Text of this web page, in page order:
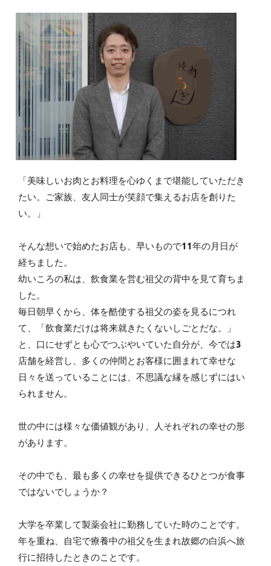
「美味しいお肉とお料理を心ゆくまで堪能していただき
たい。ご家族、友人同士が笑顔で集えるお店を創りた
い。」
そんな想いで始めたお店も、早いもので11年の月日が
経ちました。
幼いころの私は、飲食業を営む祖父の背中を見て育ちま
した。
毎日朝早くから、体を酷使する祖父の姿を見るにつれ
て、「飲食業だけは将来就きたくないしごとだな。」
と、口にせずとも心でつぶやいていた自分が、今では3
店舗を経営し、多くの仲間とお客様に囲まれて幸せな
日々を送っていることには、不思議な縁を感じずにはい
られません。
世の中には様々な価値観があり、人それぞれの幸せの形
があります。
その中でも、最も多くの幸せを提供できるひとつが食事
ではないでしょうか？
大学を卒業して製薬会社に勤務していた時のことです。
年を重ね、自宅で療養中の祖父を生まれ故郷の白浜へ旅
行に招待したときのことです。